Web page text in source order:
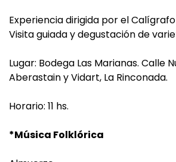
Experiencia dirigida por el Calígrafo
Visita guiada y degustación de
Lugar: Bodega Las Marianas. Calle
Aberastain y Vidart, La Rinconada.
Horario: 11 hs.
*Música Folklórica